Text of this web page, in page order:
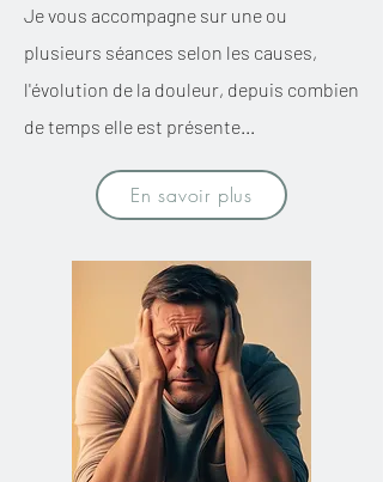
Je vous accompagne sur une ou
plusieurs séances selon les causes,
l'évolution de la douleur, depuis combien
de temps elle est présente...
En savoir plus